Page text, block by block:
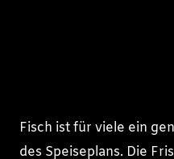
Fisch ist für viele ein
des Speiseplans. Die